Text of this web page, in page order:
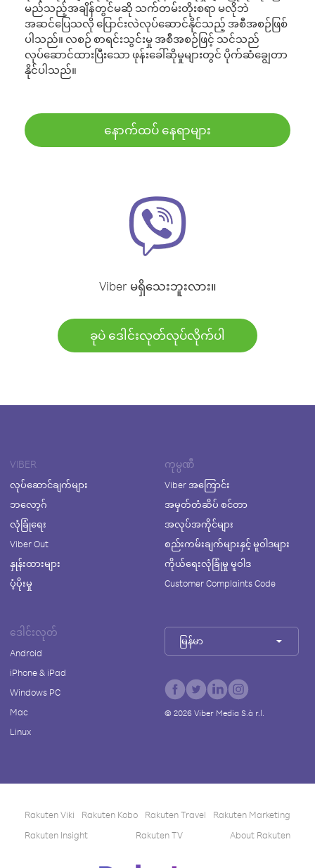
မည်သည့်အချိန်တွင်မဆို သက်တမ်းတိုးစရာ မလိုဘဲ
အဆင်ပြေသလို ပြောင်းလဲလုပ်ဆောင်နိုင်သည့် အစီအစဉ်ဖြစ်
ပါသည်။ လစဉ် စာရင်းသွင်းမှု အစီအစဉ်ဖြင့် သင်သည်
လုပ်ဆောင်ထားပြီးသော ဖုန်းခေါ်ဆိုမှုများတွင် ပိုက်ဆံချွေတာ
နိုင်ပါသည်။
နောက်ထပ် နေရာများ
Viber မရှိသေးဘူးလား။
ခုပဲ ဒေါင်းလုတ်လုပ်လိုက်ပါ
VIBER
လုပ်ဆောင်ချက်များ
ဘလော့ဂ်
လုံခြုံရေး
Viber Out
နှုန်းထားများ
ပံ့ပိုးမှု
ကုမ္ပဏီ
Viber အကြောင်း
အမှတ်တံဆိပ် စင်တာ
အလုပ်အကိုင်များ
စည်းကမ်းချက်များနှင့် မူဝါဒများ
ကိုယ်ရေးလုံခြုံမှု မူဝါဒ
Customer Complaints Code
ဒေါင်းလုတ်
Android
iPhone & iPad
Windows PC
Mac
Linux
မြန်မာ
© 2026Viber Media S.à r.l.
Rakuten Viki Rakuten Kobo Rakuten Travel
Rakuten Marketing
Rakuten Insight
Rakuten TV About Rakuten